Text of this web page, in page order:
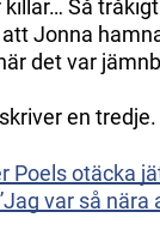
killar… Så
Jonna
det var
en tredje.
Poels otäcka
var så nära